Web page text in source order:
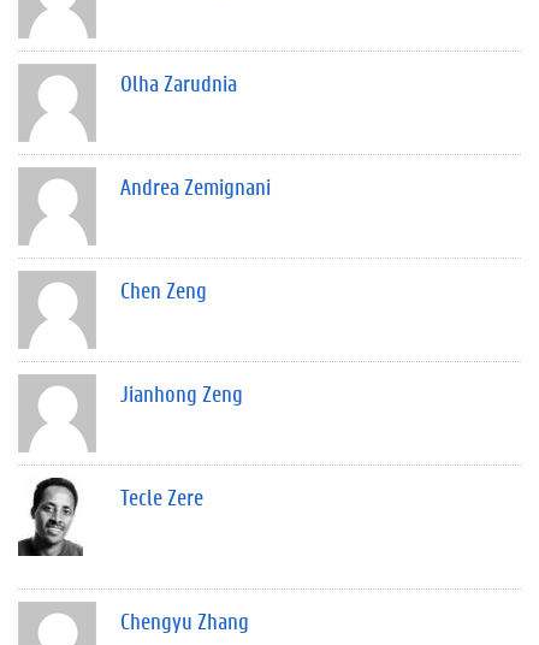
Olha Zarudnia
Andrea Zemignani
Chen Zeng
Jianhong Zeng
Tecle Zere
Chengyu Zhang